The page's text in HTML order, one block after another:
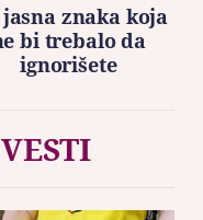
znaka koja
bi trebalo da
ignorišete